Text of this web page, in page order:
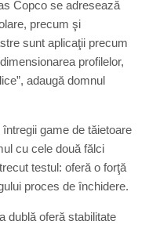
Copco se adresează
precum şi
sunt aplicaţii precum
profilelor,
adaugă domnul
game de tăietoare
cu cele două fălci
testul: oferă o forţă
proces de închidere.
dublă oferă stabilitate